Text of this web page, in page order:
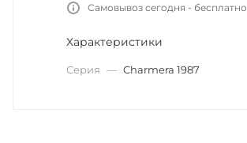
Самовывоз сегодня - бесплатно
Характеристики
Серия — Charmera 1987